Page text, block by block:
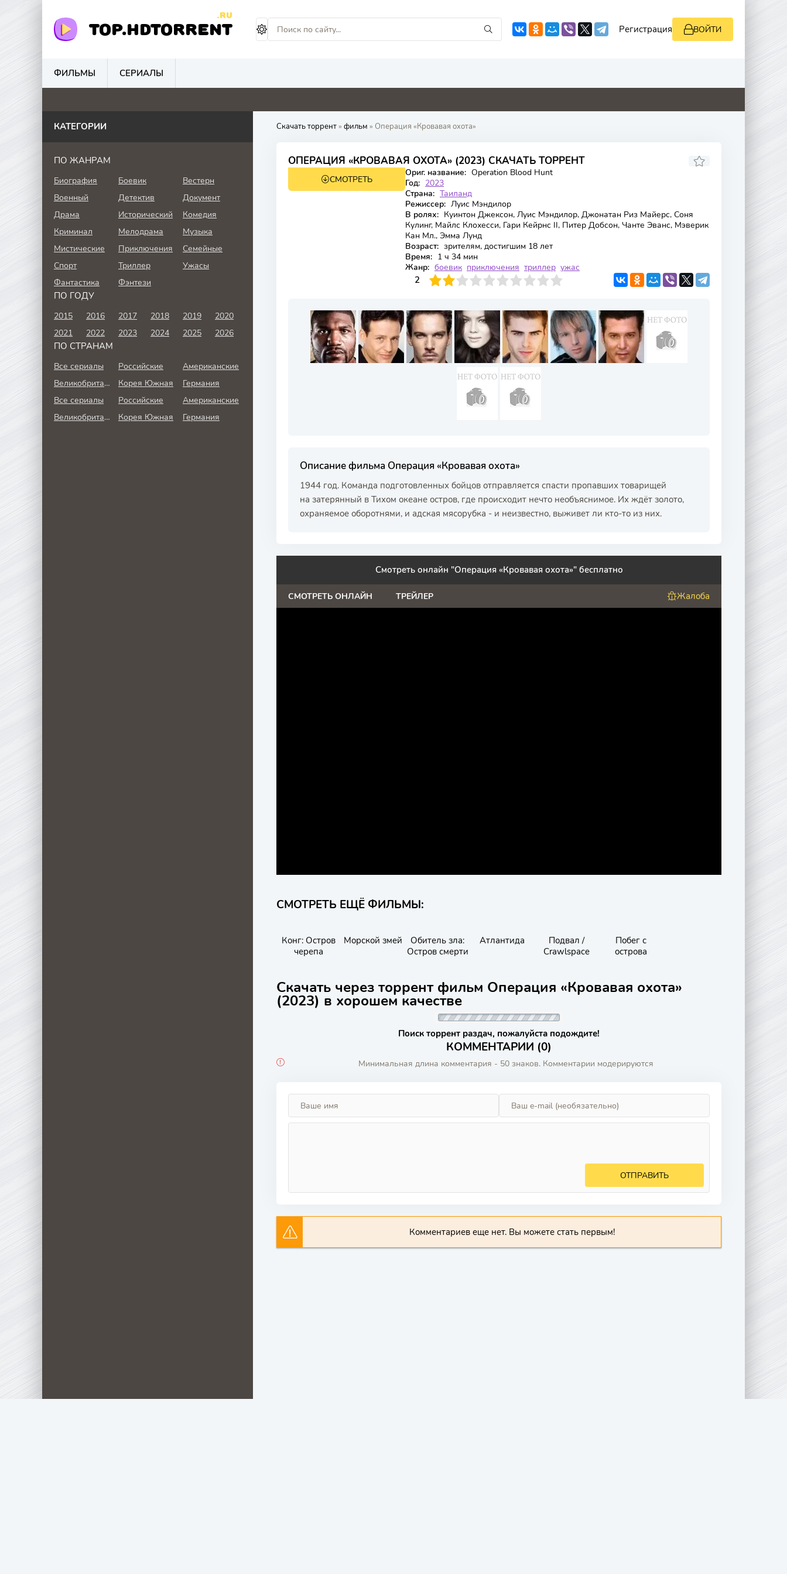
TOP.HDTORRENT
.RU
Регистрация ВОЙТИ
ФИЛЬМЫ СЕРИАЛЫ
5.9 0 0 0 2 0 0 0 0 0 0
Скачать торрент» фильм » Операция «Кровавая охота»
ОПЕРАЦИЯ «КРОВАВАЯ ОХОТА» (2023) СКАЧАТЬ ТОРРЕНТ
3,5
СМОТРЕТЬ
Ориг. название: Operation Blood Hunt
Год: 2023
Страна: Таиланд
Режиссер: Луис Мэндилор
В ролях: Куинтон Джексон, Луис Мэндилор, Джонатан Риз Майерс, Соня
Кулинг, Майлс Клохесси, Гари Кейрнс II, Питер Добсон, Чанте Эванс, Мэверик
Кан Мл., Эмма Лунд
Возраст: зрителям, достигшим 18 лет
Время: 1 ч 34 мин
Жанр: боевик приключения триллер ужас
2
4 6 7 8 9 10
Описание фильма Операция «Кровавая охота»
1944 год. Команда подготовленных бойцов отправляется спасти пропавших товарищей
на затерянный в Тихом океане остров, где происходит нечто необъяснимое. Их ждёт золото,
охраняемое оборотнями, и адская мясорубка - и неизвестно, выживет ли кто-то из них.
Смотреть онлайн "Операция «Кровавая охота»" бесплатно
СМОТРЕТЬ ОНЛАЙН ТРЕЙЛЕР Жалоба
СМОТРЕТЬ ЕЩЁ ФИЛЬМЫ:
Конг: Остров
черепа
Морской змей
Обитель зла:
Остров смерти
Атлантида
Подвал /
Crawlspace
Побег с
острова
Скачать через торрент фильм Операция «Кровавая охота»
(2023) в хорошем качестве
Поиск торрент раздач, пожалуйста подождите!
КОММЕНТАРИИ (0)
Минимальная длина комментария - 50 знаков. Комментарии модерируются
ОТПРАВИТЬ
Комментариев еще нет. Вы можете стать первым!
КАТЕГОРИИ
ПО ЖАНРАМ
Биография Боевик
Вестерн
Военный
Детектив
Документ
Драма
Исторический
Комедия
Криминал
Мелодрама
Музыка
Мистические
Приключения
Семейные
Спорт
Триллер
Ужасы
Фантастика
Фэнтези
ПО ГОДУ
2015 2016 2017 2018 2019
2020
2021
2022 2023 2024 2025 2026
ПО СТРАНАМ
Все сериалы Российские
Американские
Великобритания
Корея Южная
Германия
Все сериалы
Российские
Американские
Великобритания
Корея Южная Германия